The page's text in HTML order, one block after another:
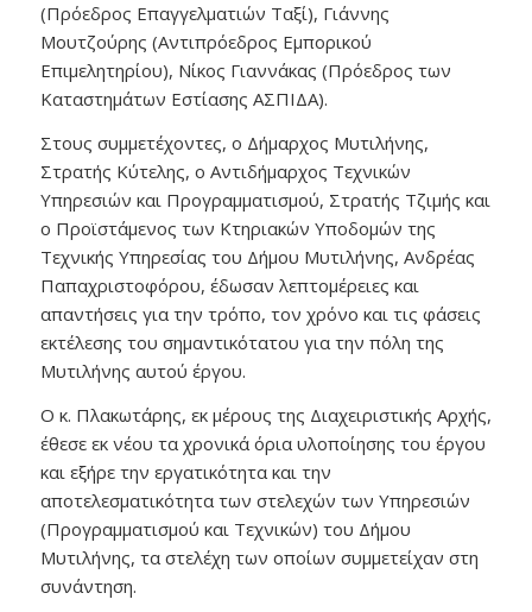
(Πρόεδρος Επαγγελματιών Ταξί), Γιάννης
Μουτζούρης (Αντιπρόεδρος Εμπορικού
Επιμελητηρίου), Νίκος Γιαννάκας (Πρόεδρος των
Καταστημάτων Εστίασης ΑΣΠΙΔΑ).
Στους συμμετέχοντες, ο Δήμαρχος Μυτιλήνης,
Στρατής Κύτελης, ο Αντιδήμαρχος Τεχνικών
Υπηρεσιών και Προγραμματισμού, Στρατής Τζιμής και
ο Προϊστάμενος των Κτηριακών Υποδομών της
Τεχνικής Υπηρεσίας του Δήμου Μυτιλήνης, Ανδρέας
Παπαχριστοφόρου, έδωσαν λεπτομέρειες και
απαντήσεις για την τρόπο, τον χρόνο και τις φάσεις
εκτέλεσης του σημαντικότατου για την πόλη της
Μυτιλήνης αυτού έργου.
Ο κ. Πλακωτάρης, εκ μέρους της Διαχειριστικής Αρχής,
έθεσε εκ νέου τα χρονικά όρια υλοποίησης του έργου
και εξήρε την εργατικότητα και την
αποτελεσματικότητα των στελεχών των Υπηρεσιών
(Προγραμματισμού και Τεχνικών) του Δήμου
Μυτιλήνης, τα στελέχη των οποίων συμμετείχαν στη
συνάντηση.